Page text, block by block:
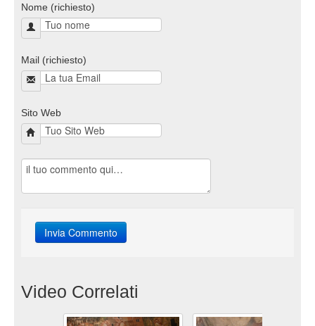
Nome (richiesto)
Mail (richiesto)
Sito Web
Video Correlati